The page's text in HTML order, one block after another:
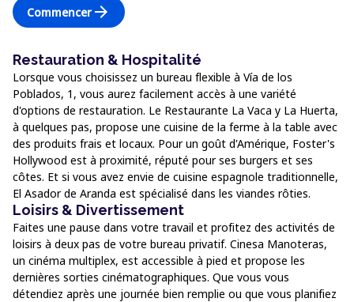
Commencerarrow_forward
Restauration & Hospitalité
Lorsque vous choisissez un bureau flexible à Vía de los
Poblados, 1, vous aurez facilement accès à une variété
d'options de restauration. Le Restaurante La Vaca y La Huerta,
à quelques pas, propose une cuisine de la ferme à la table avec
des produits frais et locaux. Pour un goût d'Amérique, Foster's
Hollywood est à proximité, réputé pour ses burgers et ses
côtes. Et si vous avez envie de cuisine espagnole traditionnelle,
El Asador de Aranda est spécialisé dans les viandes rôties.
Loisirs & Divertissement
Faites une pause dans votre travail et profitez des activités de
loisirs à deux pas de votre bureau privatif. Cinesa Manoteras,
un cinéma multiplex, est accessible à pied et propose les
dernières sorties cinématographiques. Que vous vous
détendiez après une journée bien remplie ou que vous planifiez